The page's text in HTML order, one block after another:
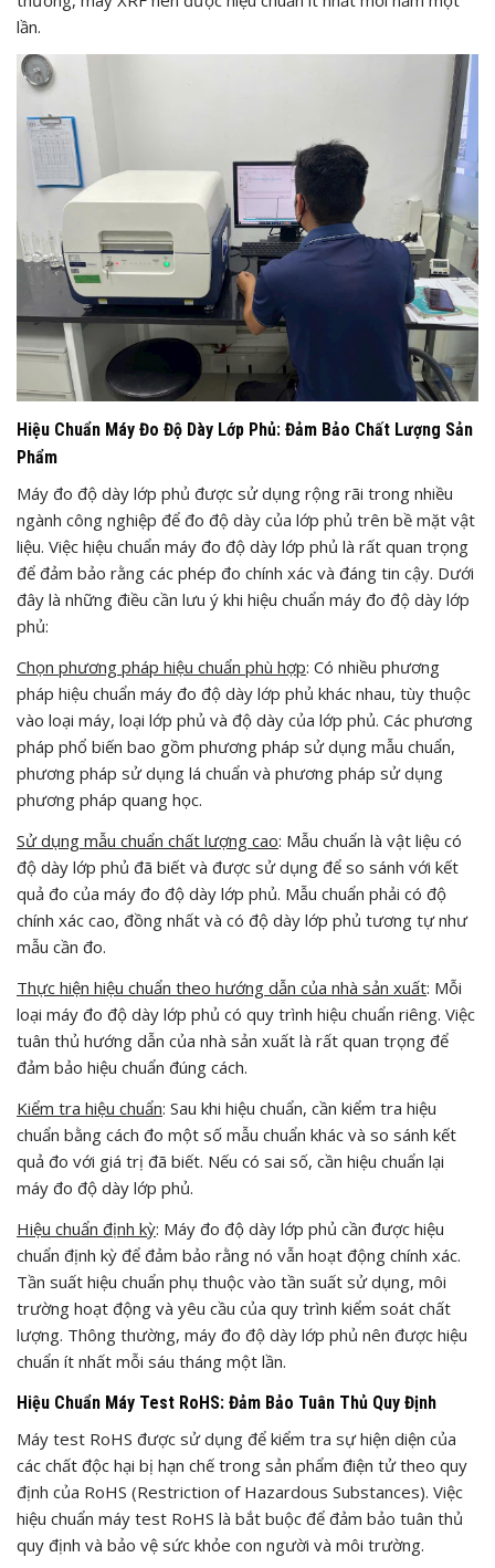
lần.
Hiệu Chuẩn Máy Đo Độ Dày Lớp Phủ: Đảm Bảo Chất Lượng Sản
Phẩm
Máy đo độ dày lớp phủ được sử dụng rộng rãi trong nhiều
ngành công nghiệp để đo độ dày của lớp phủ trên bề mặt vật
liệu. Việc hiệu chuẩn máy đo độ dày lớp phủ là rất quan trọng
để đảm bảo rằng các phép đo chính xác và đáng tin cậy. Dưới
đây là những điều cần lưu ý khi hiệu chuẩn máy đo độ dày lớp
phủ:
Chọn phương pháp hiệu chuẩn phù hợp: Có nhiều phương
pháp hiệu chuẩn máy đo độ dày lớp phủ khác nhau, tùy thuộc
vào loại máy, loại lớp phủ và độ dày của lớp phủ. Các phương
pháp phổ biến bao gồm phương pháp sử dụng mẫu chuẩn,
phương pháp sử dụng lá chuẩn và phương pháp sử dụng
phương pháp quang học.
Sử dụng mẫu chuẩn chất lượng cao: Mẫu chuẩn là vật liệu có
độ dày lớp phủ đã biết và được sử dụng để so sánh với kết
quả đo của máy đo độ dày lớp phủ. Mẫu chuẩn phải có độ
chính xác cao, đồng nhất và có độ dày lớp phủ tương tự như
mẫu cần đo.
Thực hiện hiệu chuẩn theo hướng dẫn của nhà sản xuất: Mỗi
loại máy đo độ dày lớp phủ có quy trình hiệu chuẩn riêng. Việc
tuân thủ hướng dẫn của nhà sản xuất là rất quan trọng để
đảm bảo hiệu chuẩn đúng cách.
Kiểm tra hiệu chuẩn: Sau khi hiệu chuẩn, cần kiểm tra hiệu
chuẩn bằng cách đo một số mẫu chuẩn khác và so sánh kết
quả đo với giá trị đã biết. Nếu có sai số, cần hiệu chuẩn lại
máy đo độ dày lớp phủ.
Hiệu chuẩn định kỳ: Máy đo độ dày lớp phủ cần được hiệu
chuẩn định kỳ để đảm bảo rằng nó vẫn hoạt động chính xác.
Tần suất hiệu chuẩn phụ thuộc vào tần suất sử dụng, môi
trường hoạt động và yêu cầu của quy trình kiểm soát chất
lượng. Thông thường, máy đo độ dày lớp phủ nên được hiệu
chuẩn ít nhất mỗi sáu tháng một lần.
Hiệu Chuẩn Máy Test RoHS: Đảm Bảo Tuân Thủ Quy Định
Máy test RoHS được sử dụng để kiểm tra sự hiện diện của
các chất độc hại bị hạn chế trong sản phẩm điện tử theo quy
định của RoHS (Restriction of Hazardous Substances). Việc
hiệu chuẩn máy test RoHS là bắt buộc để đảm bảo tuân thủ
quy định và bảo vệ sức khỏe con người và môi trường.